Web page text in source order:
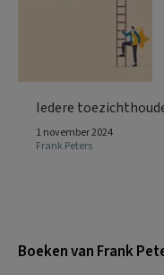
Iedere
1 november 2024
Frank Peters
Boeken van Frank